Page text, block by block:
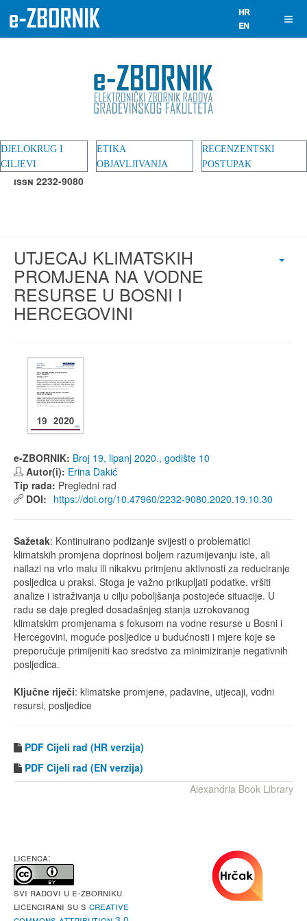
DJELOKRUG I
CILJEVI
ETIKA
OBJAVLJIVANJA
RECENZENTSKI
POSTUPAK
ISSN 2232-9080
UTJECAJ KLIMATSKIH
PROMJENA NA VODNE
RESURSE U BOSNI I
HERCEGOVINI
e-ZBORNIK: Broj 19, lipanj 2020., godište 10
Autor(i): Erina Dakić
Tip rada: Pregledni rad
DOI: https://doi.org/10.47960/2232-9080.2020.19.10.30
Sažetak: Kontinuirano podizanje svijesti o problematici
klimatskih promjena doprinosi boljem razumijevanju iste, ali
nailazi na vrlo malu ili nikakvu primjenu aktivnosti za reduciranje
posljedica u praksi. Stoga je važno prikupljati podatke, vršiti
analize i istraživanja u cilju poboljšanja postojeće situacije. U
radu se daje pregled dosadašnjeg stanja uzrokovanog
klimatskim promjenama s fokusom na vodne resurse u Bosni i
Hercegovini, moguće posljedice u budućnosti i mjere koje se
preporučuje primijeniti kao sredstvo za minimiziranje negativnih
posljedica.
Ključne riječi: klimatske promjene, padavine, utjecaji, vodni
resursi, posljedice
PDF Cijeli rad (HR verzija)
PDF Cijeli rad (EN verzija)
Alexandria Book Library
LICENCA:
Svi radovi u e-Zborniku
licencirani su s Creative